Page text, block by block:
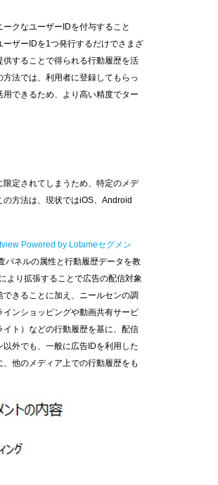
ークなユーザー IDを付与すること
ーザー IDを1つ発行するだけでさまざ
することで得られる行動履歴を活
法では、利用者に登録してもらっ
できるため、より高い精度でター
定されてしまうため、特定のメデ
の方法は、現状ではiOS、 Android
Powered by Lotameセグメン
パネルの属性と行動履歴データを教
より拡張することで広告の配信対象
きることに加え、ニールセンの調
ンショッピングや動画共有サービ
ト）などの行動履歴を基に、配信
以外でも、一般に広告 IDを利用した
他のメディア上での行動履歴をも